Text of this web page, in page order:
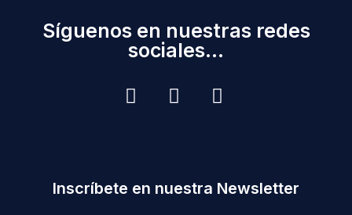
Síguenos en nuestras redes
sociales...
Inscríbete en nuestra Newsletter